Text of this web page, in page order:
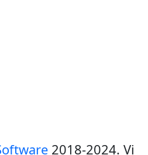
2018-2024. Vi